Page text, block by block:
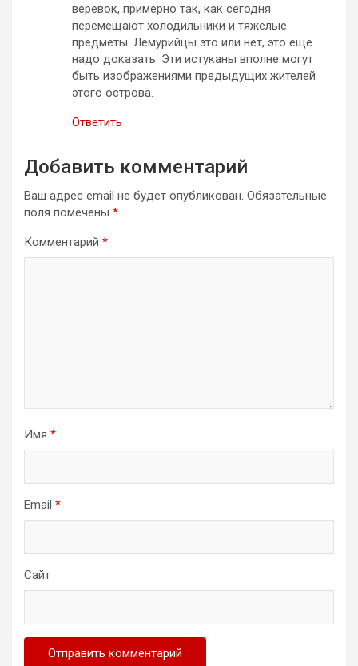
веревок, примерно так, как сегодня
перемещают холодильники и тяжелые
предметы. Лемурийцы это или нет, это еще
надо доказать. Эти истуканы вполне могут
быть изображениями предыдущих жителей
этого острова.
Ответить
Добавить комментарий
Ваш адрес email не будет опубликован. Обязательные
поля помечены *
Комментарий *
Имя *
Email *
Сайт